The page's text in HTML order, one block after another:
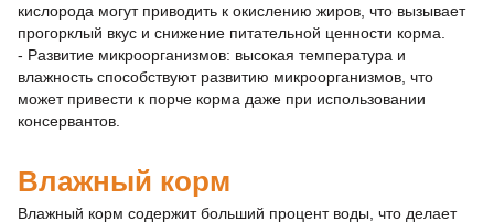
кислорода могут приводить к окислению жиров, что вызывает
прогорклый вкус и снижение питательной ценности корма.
- Развитие микроорганизмов: высокая температура и
влажность способствуют развитию микроорганизмов, что
может привести к порче корма даже при использовании
консервантов.
Влажный корм
Влажный корм содержит больший процент воды, что делает